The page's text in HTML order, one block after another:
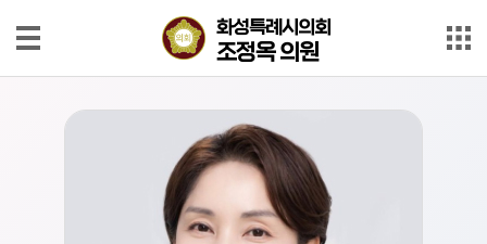
본문으로 바로가기
메인메뉴 바로가기
화성특례시의회
조정옥 의원
화성특례시의회
조정옥 의원